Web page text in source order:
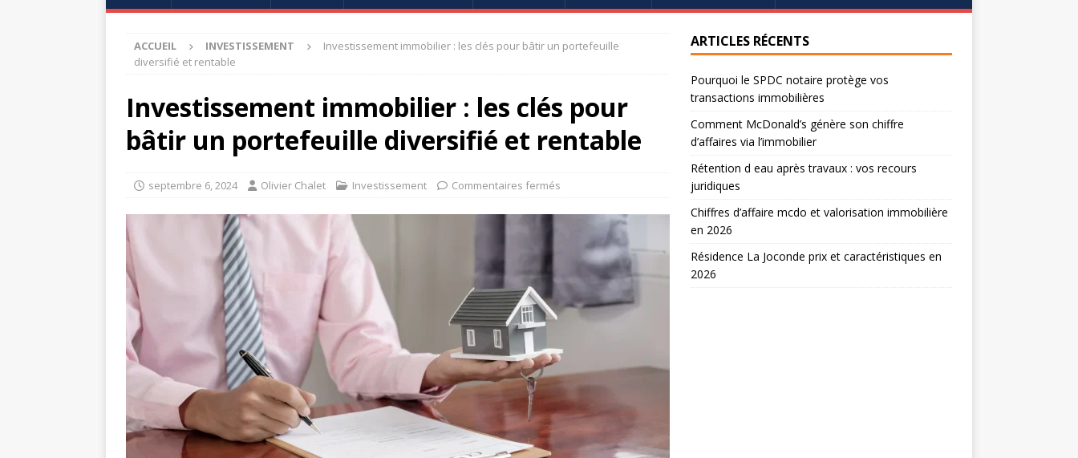
ACCUEIL INVESTISSEMENT
Investissement immobilier : les clés pour bâtir un portefeuille
diversifié et rentable
Investissement immobilier : les clés pour
bâtir un portefeuille diversifié et rentable
septembre 6, 2024 Olivier Chalet Investissement Commentaires fermés
ARTICLES RÉCENTS
Pourquoi le SPDC notaire protège vos
transactions immobilières
Comment McDonald’s génère son chiffre
d’affaires via l’immobilier
Rétention d eau après travaux : vos recours
juridiques
Chiffres d’affaire mcdo et valorisation immobilière
en 2026
Résidence La Joconde prix et caractéristiques en
2026